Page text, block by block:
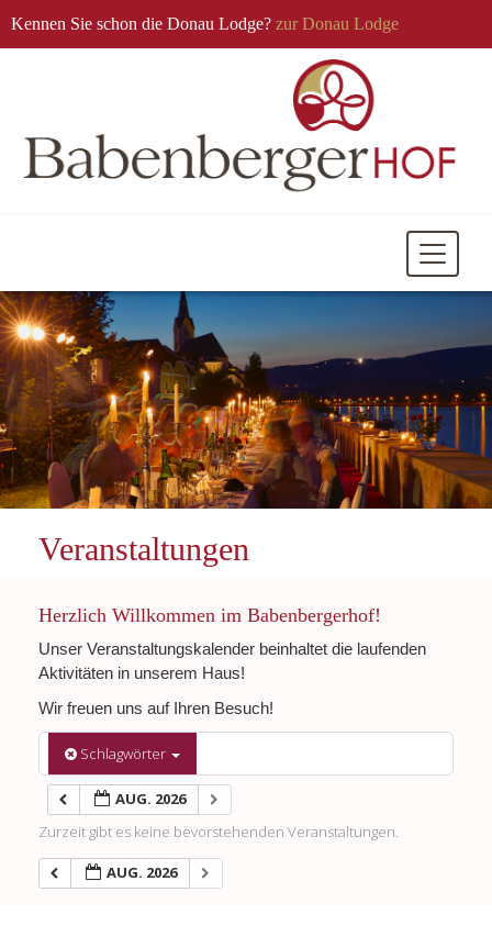
Kennen Sie schon die Donau Lodge? zur Donau Lodge
Mobile
Veranstaltungen
Herzlich Willkommen im Babenbergerhof!
Unser Veranstaltungskalender beinhaltet die laufenden
Aktivitäten in unserem Haus!
Wir freuen uns auf Ihren Besuch!
Schlagwörter
AUG. 2026
Zurzeit gibt es keine bevorstehenden Veranstaltungen.
AUG. 2026